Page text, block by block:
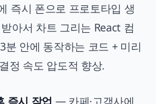
즉시 폰으로 프로토타입 생
아서 차트 그리는 React 컴
안에 동작하는 코드 + 미리
정 속도 압도적 향상.